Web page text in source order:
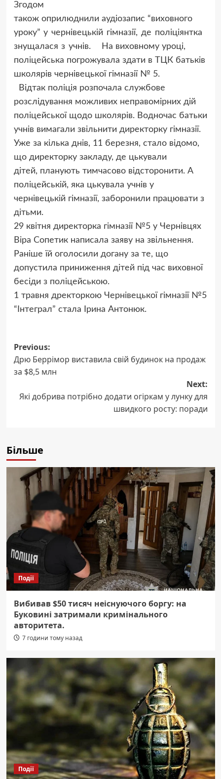
Згодом
також оприлюднили аудіозапис “виховного
уроку” у чернівецькій гімназії, де поліціянтка
знущалася з учнів.
На виховному уроці,
поліцейська погрожувала здати в ТЦК батьків
школярів чернівецької гімназії № 5.
Відтак поліція розпочала службове
розслідування можливих неправомірних дій
поліцейської щодо школярів. Водночас батьки
учнів вимагали звільнити директорку гімназії.
Уже за кілька днів, 11 березня, стало відомо,
що директорку закладу, де цькували
дітей, планують тимчасово відсторонити. А
поліцейській, яка цькувала учнів у
чернівецькій гімназії, заборонили працювати з
дітьми.
29 квітня директорка гімназії №5 у Чернівцях
Віра Сопетик написала заяву на звільнення.
Раніше їй оголосили догану за те, що
допустила приниження дітей під час виховної
бесіди з поліцейською.
1 травня дректоркою Чернівецької гімназії №5
“Інтеграл” стала Ірина Антонюк.
Post
navigation
Previous:
Дрю Беррімор виставила свій будинок на продаж
за $8,5 млн
Next:
Які добрива потрібно додати огіркам у лунку для
швидкого росту: поради
Більше
Події
Вибивав $50 тисяч неіснуючого боргу: на
Буковині затримали кримінального
авторитета.
7 години тому назад
Події